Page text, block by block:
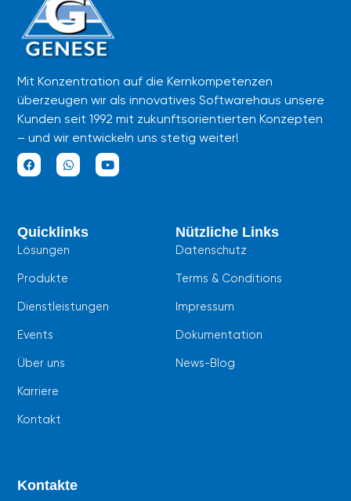
Mit Konzentration auf die Kernkompetenzen
überzeugen wir als innovatives Softwarehaus unsere
Kunden seit 1992 mit zukunftsorientierten Konzepten
– und wir entwickeln uns stetig weiter!
F
o
o
k
W
a
p
p
Y
Quicklinks
Lösungen
Produkte
Dienstleistungen
Events
Über uns
Karriere
Kontakt
Nützliche Links
Datenschutz
Terms & Conditions
Impressum
Dokumentation
News-Blog
Kontakte